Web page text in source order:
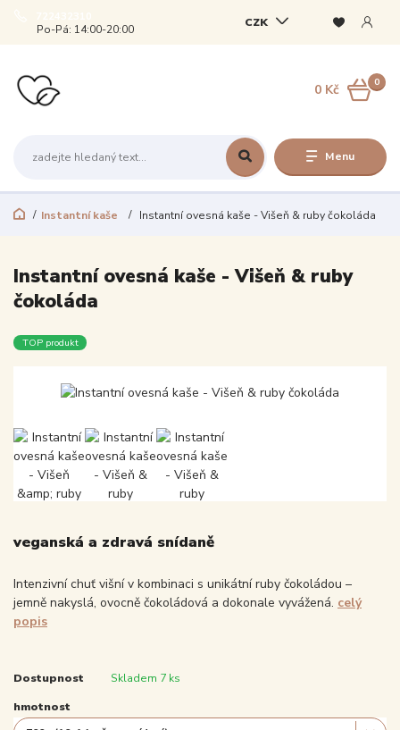
Menu
CZK
Po-Pá: 14:00-20:00
0
0 Kč
Instantní kaše Instantní ovesná kaše - Višeň & ruby čokoláda
Instantní ovesná kaše - Višeň & ruby
čokoláda
TOP produkt
veganská a zdravá snídaně
Intenzivní chuť višní v kombinaci s unikátní ruby čokoládou –
jemně nakyslá, ovocně čokoládová a dokonale vyvážená. celý
popis
Dostupnost Skladem 7 ks
hmotnost